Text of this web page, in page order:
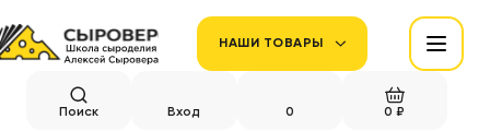
НАШИ ТОВАРЫ
Поиск Вход 0 0 ₽